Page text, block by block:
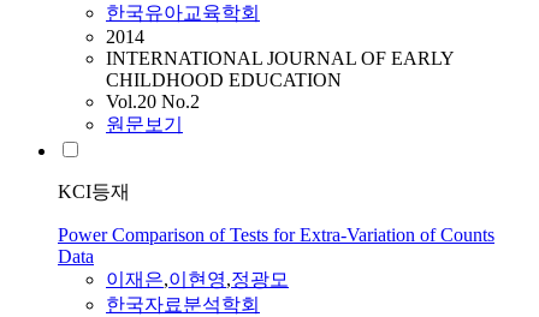
한국유아교육학회
2014
INTERNATIONAL JOURNAL OF EARLY
CHILDHOOD EDUCATION
Vol.20 No.2
원문보기
KCI등재
Power Comparison of Tests for Extra-Variation of Counts
Data
이재은,이현영,정광모
한국자료분석학회